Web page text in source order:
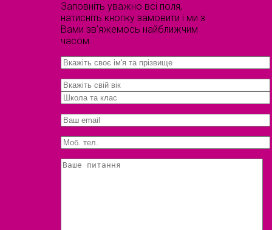
Заповніть уважно всі поля,
натисніть кнопку замовити і ми з
Вами зв'яжемось найближчим
часом.